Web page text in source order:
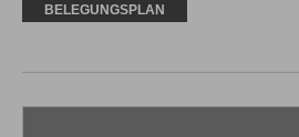
BELEGUNGSPLAN